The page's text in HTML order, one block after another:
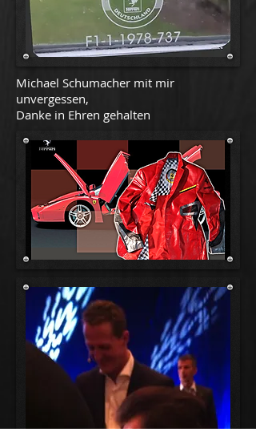
Michael Schumacher mit mir
unvergessen,
Danke in Ehren gehalten